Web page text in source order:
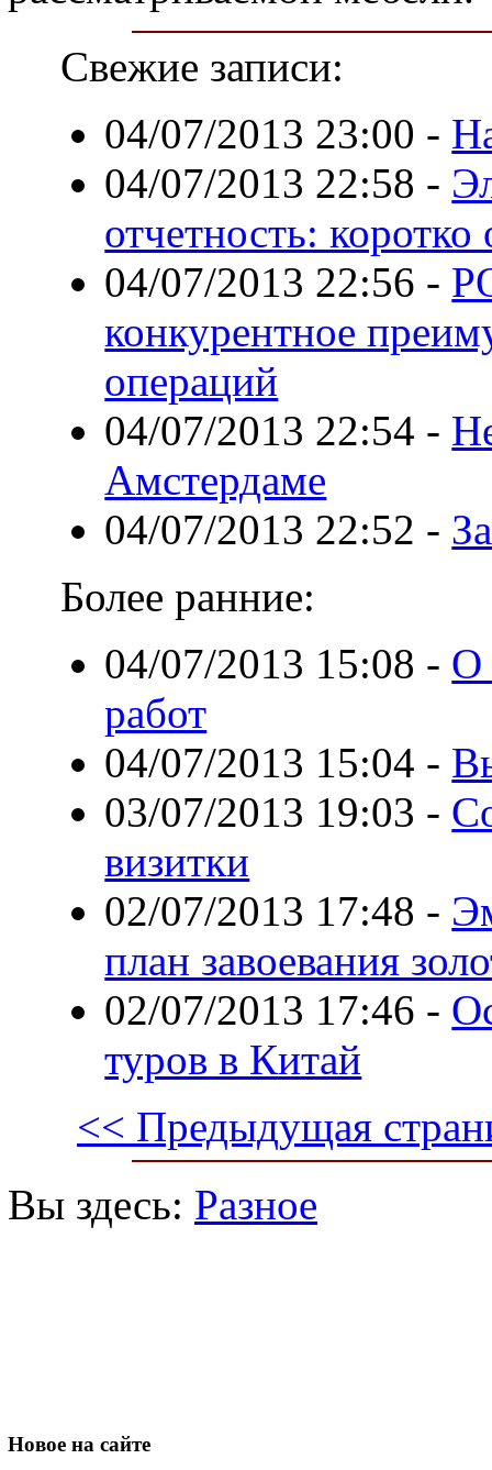
Свежие записи:
04/07/2013 23:00 -
04/07/2013 22:58 -
отчетность: коротко
04/07/2013 22:56 -
конкурентное
операций
04/07/2013 22:54 -
Амстердаме
04/07/2013 22:52 -
Более ранние:
04/07/2013 15:08 - О
работ
04/07/2013 15:04 -
03/07/2013 19:03 -
визитки
02/07/2013 17:48 -
план завоевания
02/07/2013 17:46 -
туров в Китай
<< Предыдущая
Вы здесь: Разное
Новое на сайте